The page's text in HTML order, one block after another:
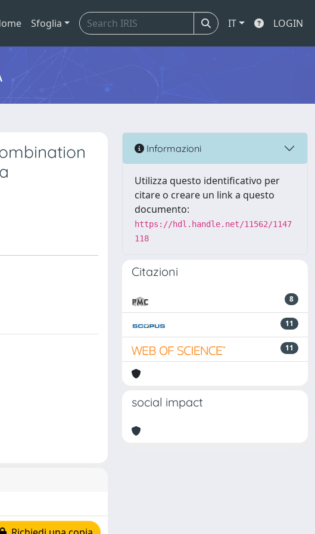
Sfoglia IT LOGIN
Informazioni
Utilizza questo identificativo per
citare o creare un link a questo
documento:
https://hdl.handle.net/11562/1147
118
Citazioni
8
11
11
social impact